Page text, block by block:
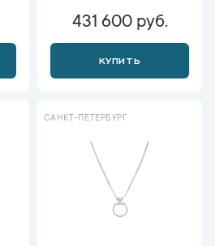
431 600 руб.
КУПИТЬ
САНКТ-ПЕТЕРБУРГ